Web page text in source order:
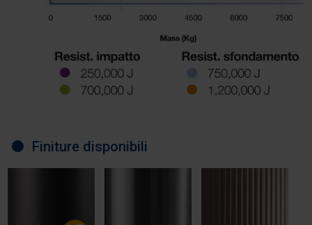
Finiture disponibili